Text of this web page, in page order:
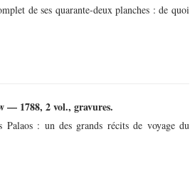
de ses quarante-deux planches : de quoi
— 1788, 2 vol., gravures.
: un des grands récits de voyage du